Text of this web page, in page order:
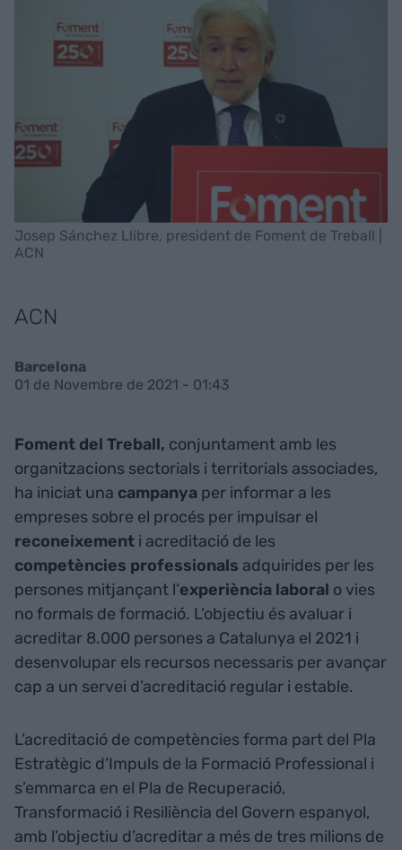
Josep Sánchez Llibre, president de Foment de Treball |
ACN
ACN
Barcelona
01 de Novembre de 2021 - 01:43
Foment del Treball, conjuntament amb les
organitzacions sectorials i territorials associades,
ha iniciat una campanya per informar a les
empreses sobre el procés per impulsar el
reconeixement i acreditació de les
competències professionals adquirides per les
persones mitjançant l’experiència laboral o vies
no formals de formació. L’objectiu és avaluar i
acreditar 8.000 persones a Catalunya el 2021 i
desenvolupar els recursos necessaris per avançar
cap a un servei d’acreditació regular i estable.
L’acreditació de competències forma part del Pla
Estratègic d’Impuls de la Formació Professional i
s’emmarca en el Pla de Recuperació,
Transformació i Resiliència del Govern espanyol,
amb l’objectiu d’acreditar a més de tres milions de